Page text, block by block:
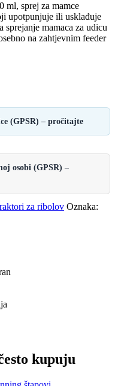
ml, sprej za mamce
upotpunjuje ili usklađuje
sprejanje mamaca za udicu
na zahtjevnim feeder
(GPSR) – pročitajte
osobi (GPSR) –
za ribolov Oznaka:
kupuju